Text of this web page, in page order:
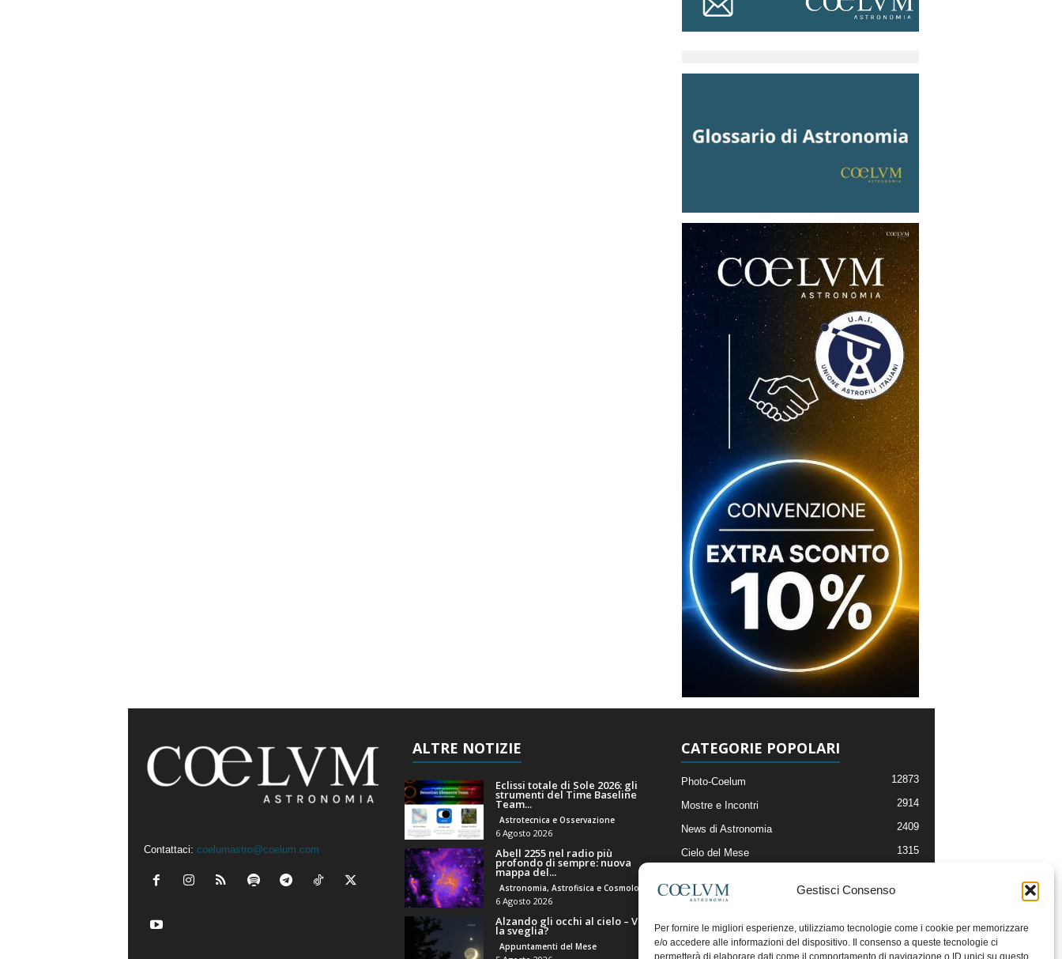
Gestisci Consenso
Per fornire le migliori esperienze, utilizziamo tecnologie come i cookie per memorizzare
e/o accedere alle informazioni del dispositivo. Il consenso a queste tecnologie ci
permetterà di elaborare dati come il comportamento di navigazione o ID unici su questo
Contattaci: coelumastro@coelum.com
ALTRE NOTIZIE
Eclissi totale di Sole 2026: gli
strumenti del Time Baseline
Team...
Astrotecnica e Osservazione
6 Agosto 2026
Abell 2255 nel radio più
profondo di sempre: nuova
mappa del...
Astronomia, Astrofisica e Cosmologia
6 Agosto 2026
Alzando gli occhi al cielo – Vale
la sveglia?
Appuntamenti del Mese
CATEGORIE POPOLARI
Photo-Coelum 12873
Mostre e Incontri 2914
News di Astronomia 2409
Cielo del Mese 1315
Articoli e Risorse On-Line
Il Blog della Redazione